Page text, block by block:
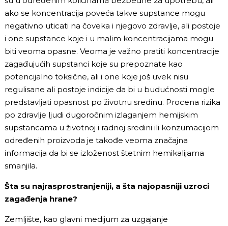
ako se koncentracija poveća takve supstance mogu
negativno uticati na čoveka i njegovo zdravlje, ali postoje
i one supstance koje i u malim koncentracijama mogu
biti veoma opasne. Veoma je važno pratiti koncentracije
zagađujućih supstanci koje su prepoznate kao
potencijalno toksične, ali i one koje još uvek nisu
regulisane ali postoje indicije da bi u budućnosti mogle
predstavljati opasnost po životnu sredinu. Procena rizika
po zdravlje ljudi dugoročnim izlaganjem hemijskim
supstancama u životnoj i radnoj sredini ili konzumacijom
određenih proizvoda je takođe veoma značajna
informacija da bi se izloženost štetnim hemikalijama
smanjila.
Šta su najrasprostranjeniji, a šta najopasniji uzroci
zagađenja hrane?
Zemljište, kao glavni medijum za uzgajanje